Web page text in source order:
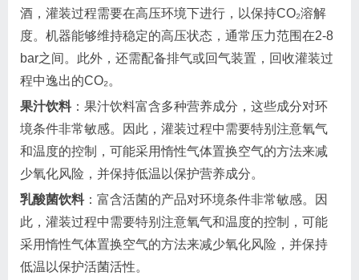
酒，灌装过程需要在高压环境下进行，以保持CO₂溶解
度。机器能够维持稳定的高压状态，通常压力范围在2-8
bar之间。此外，还需配备排气或回气装置，回收灌装过
程中逸出的CO₂。
果汁饮料：果汁饮料富含多种营养成分，这些成分对环
境条件非常敏感。因此，灌装过程中需要特别注意氧气
和温度的控制，可能采用惰性气体置换空气的方法来减
少氧化风险，并保持低温以保护营养成分。
乳酸菌饮料：富含活菌的产品对环境条件非常敏感。因
此，灌装过程中需要特别注意氧气和温度的控制，可能
采用惰性气体置换空气的方法来减少氧化风险，并保持
低温以保护活菌活性。